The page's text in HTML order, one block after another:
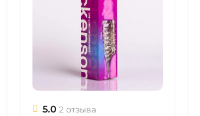
5.0 2 отзыва